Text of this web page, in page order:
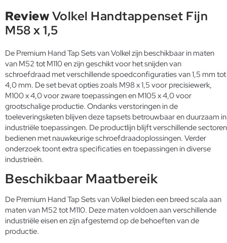
ReviewVolkel Handtappenset Fijn
M58 x 1,5
De Premium Hand Tap Sets van Volkel zijn beschikbaar in maten
van M52 tot M110 en zijn geschikt voor het snijden van
schroefdraad met verschillende spoedconfiguraties van 1,5 mm tot
4,0 mm. De set bevat opties zoals M98 x 1,5 voor precisiewerk,
M100 x 4,0 voor zware toepassingen en M105 x 4,0 voor
grootschalige productie. Ondanks verstoringen in de
toeleveringsketen blijven deze tapsets betrouwbaar en duurzaam in
industriële toepassingen. De productlijn blijft verschillende sectoren
bedienen met nauwkeurige schroefdraadoplossingen. Verder
onderzoek toont extra specificaties en toepassingen in diverse
industrieën.
Beschikbaar Maatbereik
De Premium Hand Tap Sets van Volkel bieden een breed scala aan
maten van M52 tot M110. Deze maten voldoen aan verschillende
industriële eisen en zijn afgestemd op de behoeften van de
productie.